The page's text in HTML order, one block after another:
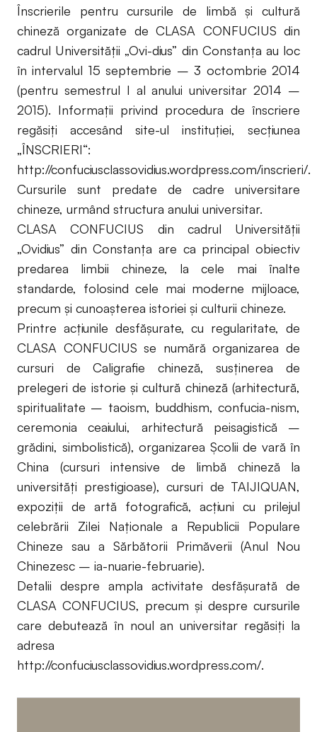
Înscrierile pentru cursurile de limbă şi cultură
chineză organizate de CLASA CONFUCIUS din
cadrul Universităţii „Ovi-dius” din Constanţa au loc
în intervalul 15 septembrie – 3 octombrie 2014
(pentru semestrul I al anului universitar 2014 –
2015). Informaţii privind procedura de înscriere
regăsiţi accesând site-ul instituţiei, secţiunea
„ÎNSCRIERI“:
http://confuciusclassovidius.wordpress.com/inscrieri/.
Cursurile sunt predate de cadre universitare
chineze, urmând structura anului universitar.
CLASA CONFUCIUS din cadrul Universității
„Ovidius” din Constanţa are ca principal obiectiv
predarea limbii chineze, la cele mai înalte
standarde, folosind cele mai moderne mijloace,
precum şi cunoaşterea istoriei şi culturii chineze.
Printre acţiunile desfăşurate, cu regularitate, de
CLASA CONFUCIUS se numără organizarea de
cursuri de Caligrafie chineză, susţinerea de
prelegeri de istorie şi cultură chineză (arhitectură,
spiritualitate – taoism, buddhism, confucia-nism,
ceremonia ceaiului, arhitectură peisagistică –
grădini, simbolistică), organizarea Şcolii de vară în
China (cursuri intensive de limbă chineză la
universităţi prestigioase), cursuri de TAIJIQUAN,
expoziţii de artă fotografică, acţiuni cu prilejul
celebrării Zilei Naţionale a Republicii Populare
Chineze sau a Sărbătorii Primăverii (Anul Nou
Chinezesc – ia-nuarie-februarie).
Detalii despre ampla activitate desfăşurată de
CLASA CONFUCIUS, precum şi despre cursurile
care debutează în noul an universitar regăsiţi la
adresa
http://confuciusclassovidius.wordpress.com/.